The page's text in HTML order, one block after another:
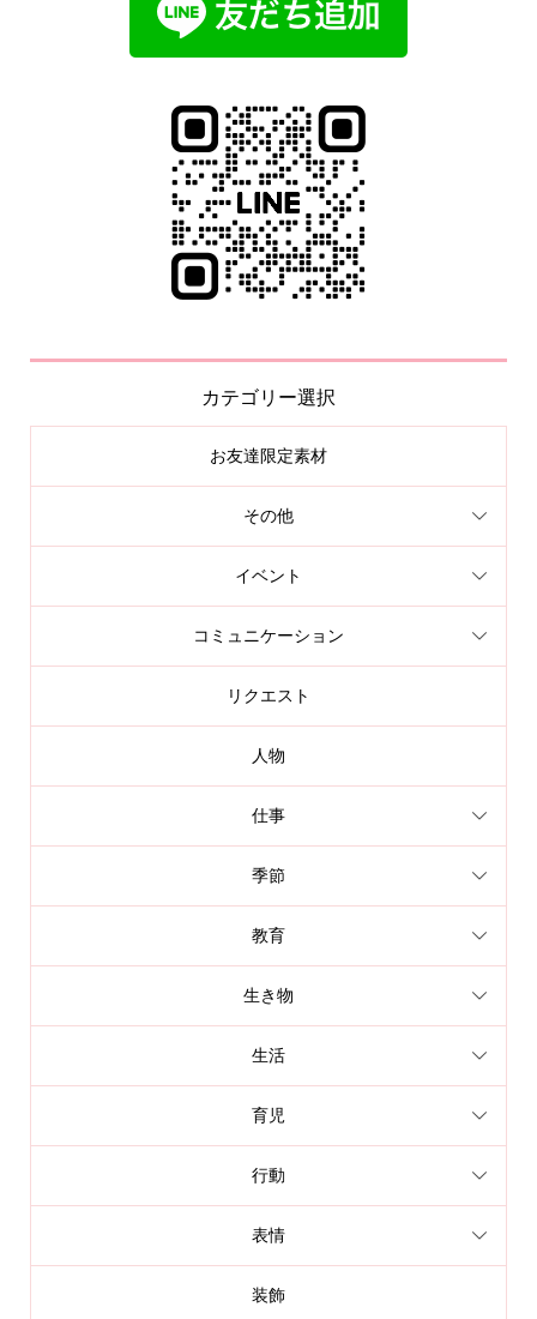
カテゴリー選択
お友達限定素材
その他
イベント
コミュニケーション
リクエスト
人物
仕事
季節
教育
生き物
生活
育児
行動
表情
装飾